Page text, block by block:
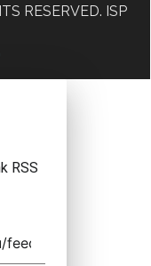
RESERVED. ISP
RSS